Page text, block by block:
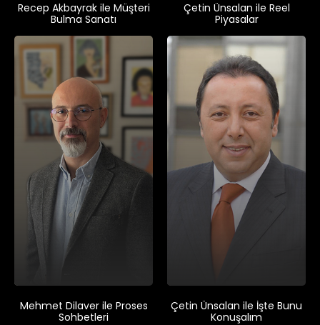
Recep Akbayrak ile Müşteri
Bulma Sanatı
Çetin Ünsalan ile Reel
Piyasalar
Mehmet Dilaver ile Proses
Sohbetleri
Çetin Ünsalan ile İşte Bunu
Konuşalım